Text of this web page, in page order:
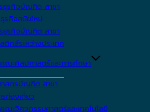
ธุรกิจบัณฑิต สาขา
รกิจสมัยใหม่
ธุรกิจบัณฑิต สาขา
ติกส์ระหว่างประเทศ
คณะศิลปศาสตร์และการศึกษา
สตรบัณฑิต สาขา
ท่องเที่ยว
คณะวิศวกรรมศาสตร์และเทคโนโลยี